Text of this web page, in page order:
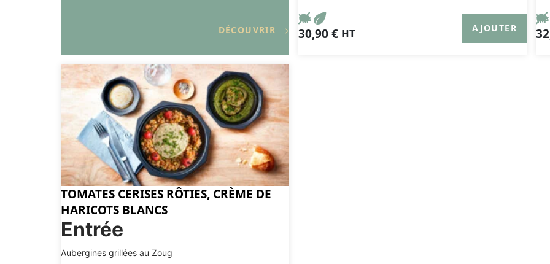
DÉCOUVRIR 30,90€ HT AJOUTER
TOMATES CERISES RÔTIES, CRÈME DE
HARICOTS BLANCS
Entrée
Aubergines grillées au Zoug